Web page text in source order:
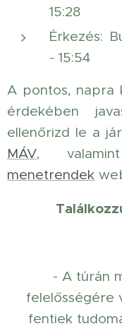
15:28
Érkezés:
- 15:54
A pontos, napra
érdekében
ellenőrizd le a
MÁV,
menetrendek
- A túrán
felelősségére
fentiek